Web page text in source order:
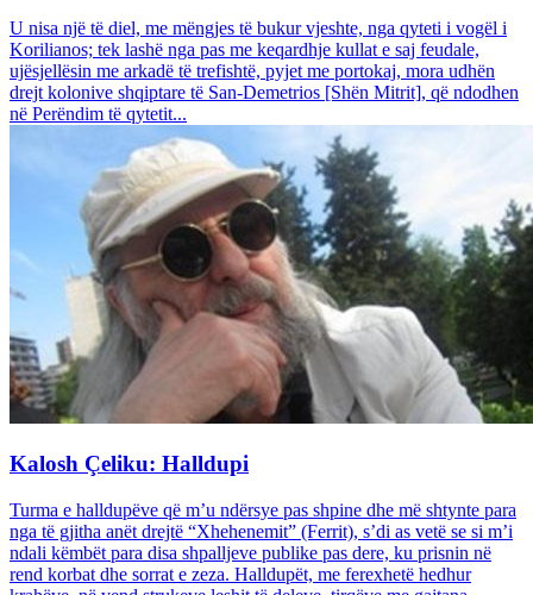
U nisa një të diel, me mëngjes të bukur vjeshte, nga qyteti i vogël i
Korilianos; tek lashë nga pas me keqardhje kullat e saj feudale,
ujësjellësin me arkadë të trefishtë, pyjet me portokaj, mora udhën
drejt kolonive shqiptare të San-Demetrios [Shën Mitrit], që ndodhen
në Perëndim të qytetit...
Kalosh Çeliku: Halldupi
Turma e halldupëve që m’u ndërsye pas shpine dhe më shtynte para
nga të gjitha anët drejtë “Xhehenemit” (Ferrit), s’di as vetë se si m’i
ndali këmbët para disa shpalljeve publike pas dere, ku prisnin në
rend korbat dhe sorrat e zeza. Halldupët, me ferexhetë hedhur